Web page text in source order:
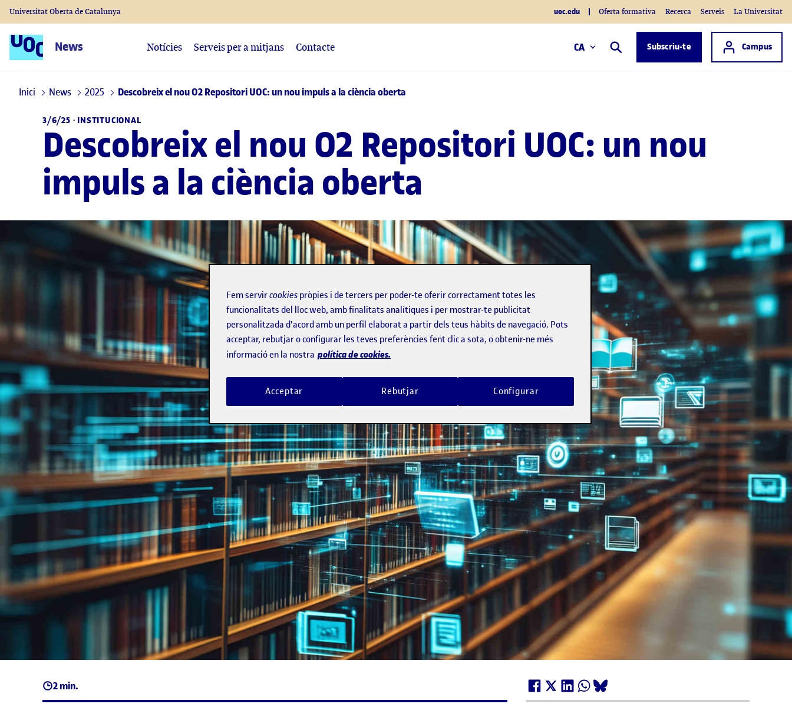
Universitat Oberta de Catalunya uoc.edu Oferta formativa Recerca Serveis La Universitat
News Cercar Subscriu-te Accés a
Campus
Notícies Serveis per a mitjans Contacte CA
Inici News 2025 Descobreix el nou O2 Repositori UOC: un nou impuls a la ciència oberta
3/6/25 · INSTITUCIONAL
Descobreix el nou O2 Repositori UOC: un nou
impuls a la ciència oberta
2 min.
Fem servircookies pròpies i de tercers per poder-te oferir correctament totes les
funcionalitats del lloc web, amb finalitats analítiques i per mostrar-te publicitat
personalitzada d'acord amb un perfil elaborat a partir dels teus hàbits de navegació. Pots
acceptar, rebutjar o configurar les teves preferències fent clic a sota, o obtenir-ne més
informació en la nostra política de cookies.
Rebutjar
Acceptar Configurar